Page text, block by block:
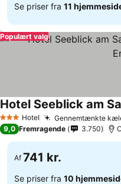
Se priser fra 11
Populært valg
3 StjernerHotel Gennemtænkte
9,0 Fremragende 3.750
Af 741 kr.
Se priser fra 10